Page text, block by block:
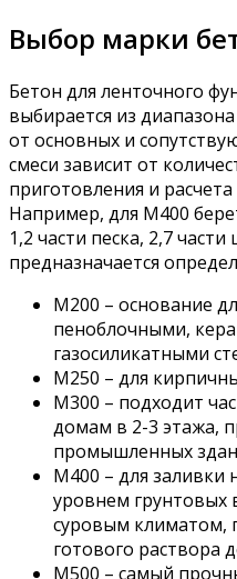
Выбор марки
Бетон для ленточного
выбирается из
от основных и
смеси зависит от
приготовления и
Например, для М400
1,2 части песка, 2,7
предназначается
М200 – основание
пеноблочными,
газосиликатными
М250 – для
М300 – подходит
домам в 2-3 этажа,
промышленных
М400 – для заливки
уровнем грунтовых
суровым климатом,
готового раствора
М500 – самый